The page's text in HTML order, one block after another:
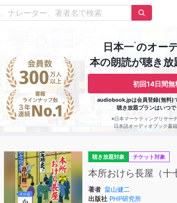
日本一※のオー
本の朗読が聴き
初回14日間無
audiobook.jpは会員登録(無料)
聴き放題プランはいつで
※日本マーケティングリサー
日本語オーディオブック書
聴き放題対象 チケット対象
本所おけら長屋（
著者 畠山健二
出版社 PHP研究所